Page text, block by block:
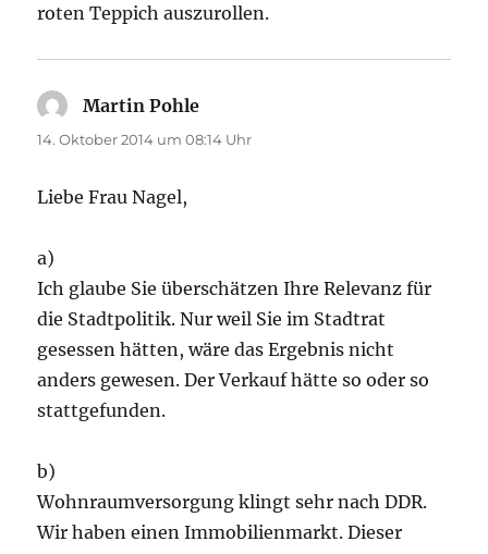
roten Teppich auszurollen.
Martin Pohle
14. Oktober 2014 um 08:14 Uhr
Liebe Frau Nagel,
a)
Ich glaube Sie überschätzen Ihre Relevanz für
die Stadtpolitik. Nur weil Sie im Stadtrat
gesessen hätten, wäre das Ergebnis nicht
anders gewesen. Der Verkauf hätte so oder so
stattgefunden.
b)
Wohnraumversorgung klingt sehr nach DDR.
Wir haben einen Immobilienmarkt. Dieser